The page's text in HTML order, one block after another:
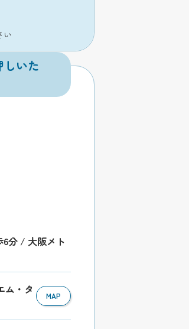
い
いた
分 / 大阪メト
ム・タ
MAP